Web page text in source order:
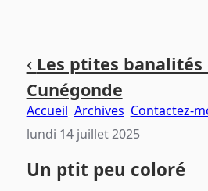
contenu
principal
menu
principal
page
‹ Les ptites banalités
Cunégonde
Accueil Archives Contactez-
lundi 14 juillet 2025
Un ptit peu coloré